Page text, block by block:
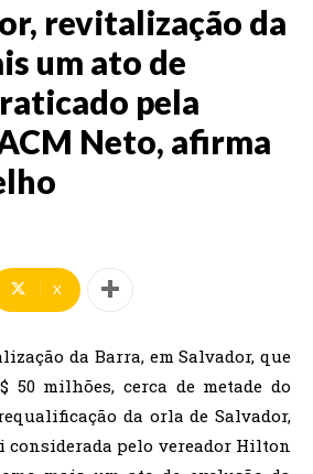
revitalização da
um ato de
pela
Neto, afirma
X
da Barra, em Salvador, que
50 milhões, cerca de metade do
da orla de Salvador,
considerada pelo vereador Hilton